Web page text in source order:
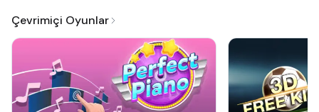
Çevrimiçi Oyunlar